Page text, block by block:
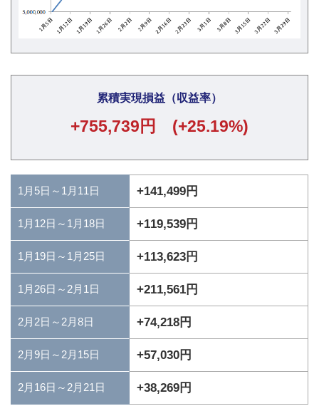
累積実現損益（収益率）
+755,739円 (+25.19%)
1月5日～1月11日 +141,499円
1月12日～1月18日 +119,539円
1月19日～1月25日 +113,623円
1月26日～2月1日 +211,561円
2月2日～2月8日 +74,218円
2月9日～2月15日 +57,030円
2月16日～2月21日 +38,269円